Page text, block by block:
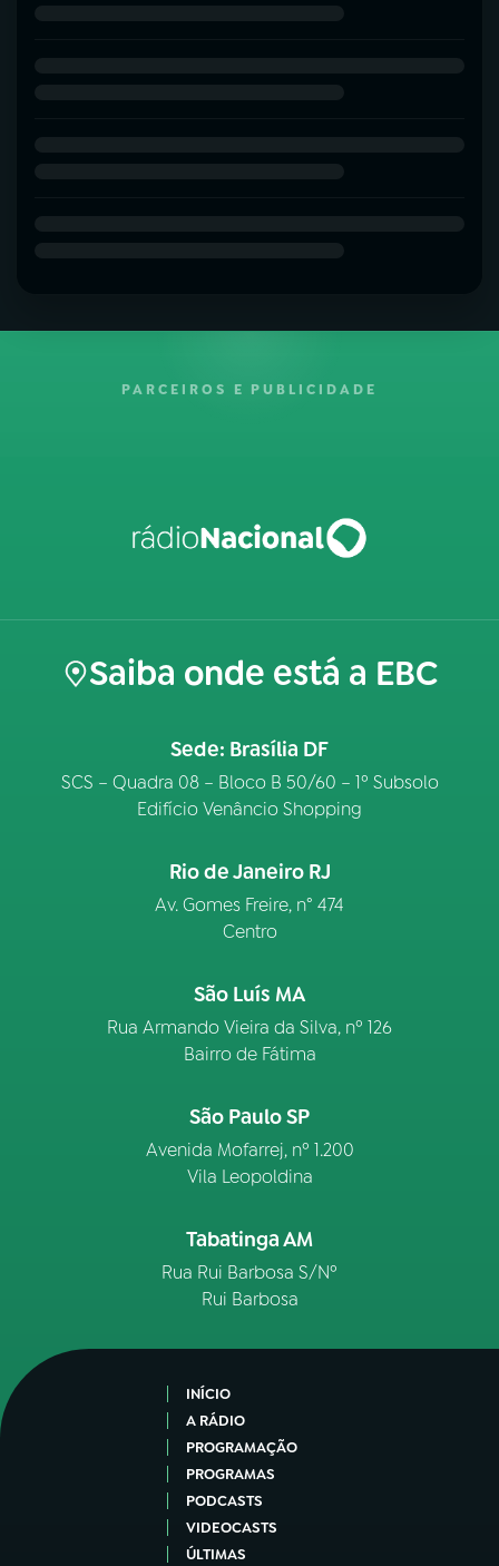
PARCEIROS E PUBLICIDADE
Saiba onde está a EBC
Sede: Brasília DF
SCS – Quadra 08 – Bloco B 50/60 – 1º Subsolo
Edifício Venâncio Shopping
Rio de Janeiro RJ
Av. Gomes Freire, n° 474
Centro
São Luís MA
Rua Armando Vieira da Silva, nº 126
Bairro de Fátima
São Paulo SP
Avenida Mofarrej, nº 1.200
Vila Leopoldina
Tabatinga AM
Rua Rui Barbosa S/Nº
Rui Barbosa
INÍCIO
A RÁDIO
PROGRAMAÇÃO
PROGRAMAS
PODCASTS
VIDEOCASTS
ÚLTIMAS